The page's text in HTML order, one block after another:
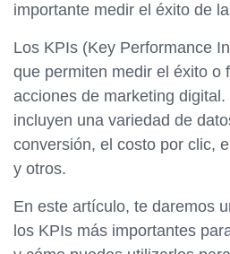
importante medir el éxito de
Los KPIs (Key Performance
que permiten medir el éxito o
acciones de marketing
incluyen una variedad de
conversión, el costo por clic,
y otros.
En este artículo, te daremos
los KPIs más importantes